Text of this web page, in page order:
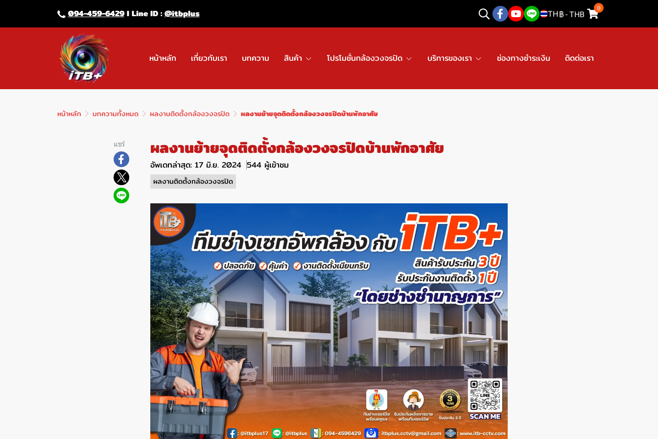
094-459-6429l Line lD :@itbplus TH ฿ - THB
0
หน้าหลัก เกี่ยวกับเรา บทความ สินค้า โปรโมชั่นกล้องวงจรปิด บริการของเรา ช่องทางชำระเงิน ติดต่อเรา
หน้าหลัก บทความทั้งหมด ผลงานติดตั้งกล้องวงจรปิด ผลงานย้ายจุดติดตั้งกล้องวงจรปิดบ้านพักอาศัย
แชร์ ผลงานย้ายจุดติดตั้งกล้องวงจรปิดบ้านพักอาศัย
อัพเดทล่าสุด: 17 มิ.ย. 2024 544 ผู้เข้าชม
ผลงานติดตั้งกล้องวงจรปิด